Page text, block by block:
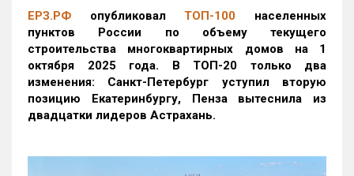
ЕРЗ.РФ опубликовал ТОП-100 населенных
пунктов России по объему текущего
строительства многоквартирных домов на 1
октября 2025 года. В ТОП-20 только два
изменения: Санкт-Петербург уступил вторую
позицию Екатеринбургу, Пенза вытеснила из
двадцатки лидеров Астрахань.